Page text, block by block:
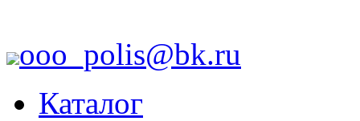
ooo_polis@bk.ru
Каталог